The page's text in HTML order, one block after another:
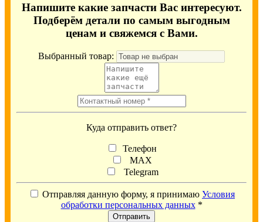
Напишите какие запчасти Вас интересуют.
Подберём детали по самым выгодным
ценам и свяжемся с Вами.
Выбранный товар:
Куда отправить ответ?
Телефон
MAX
Telegram
Отправляя данную форму, я принимаю Условия
обработки персональных данных *
Отправить